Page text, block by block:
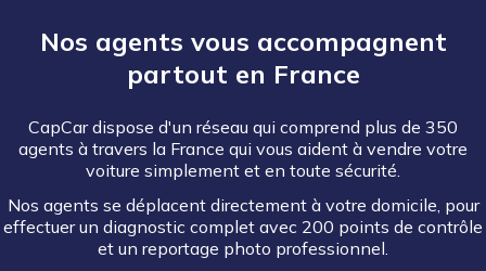
Nos agents vous accompagnent
partout en France
CapCar dispose d'un réseau qui comprend plus de 350
agents à travers la France qui vous aident à vendre votre
voiture simplement et en toute sécurité.
Nos agents se déplacent directement à votre domicile, pour
effectuer un diagnostic complet avec 200 points de contrôle
et un reportage photo professionnel.